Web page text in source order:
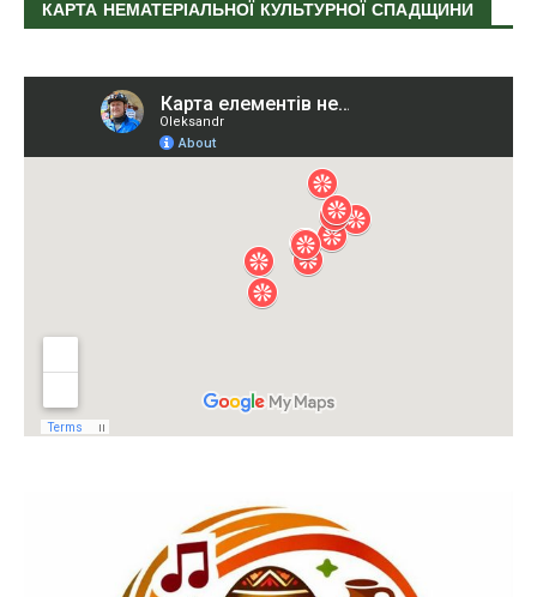
КАРТА НЕМАТЕРІАЛЬНОЇ КУЛЬТУРНОЇ СПАДЩИНИ